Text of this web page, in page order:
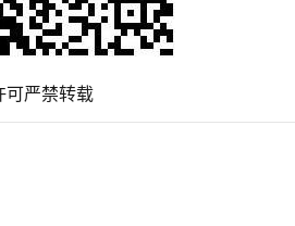
可严禁转载